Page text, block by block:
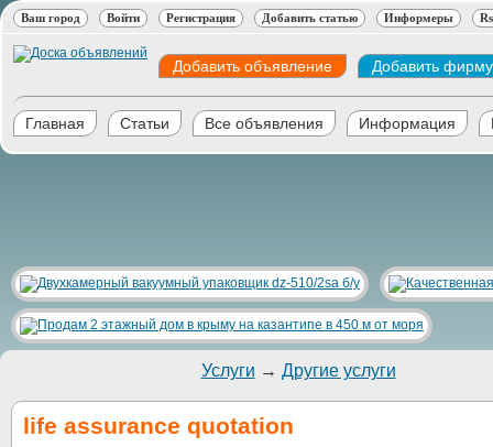
Ваш город Войти Регистрация Добавить статью Информеры
Добавить объявление Добавить фирму
Главная Статьи Все объявления Информация
Услуги → Другие услуги
life assurance quotation